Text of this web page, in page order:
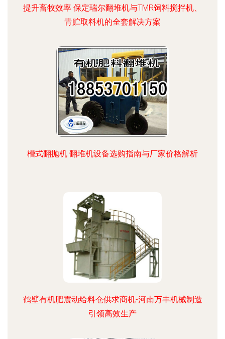
提升畜牧效率 保定瑞尔翻堆机与TMR饲料搅拌机、
青贮取料机的全套解决方案
槽式翻抛机 翻堆机设备选购指南与厂家价格解析
鹤壁有机肥震动给料仓供求商机-河南万丰机械制造
引领高效生产